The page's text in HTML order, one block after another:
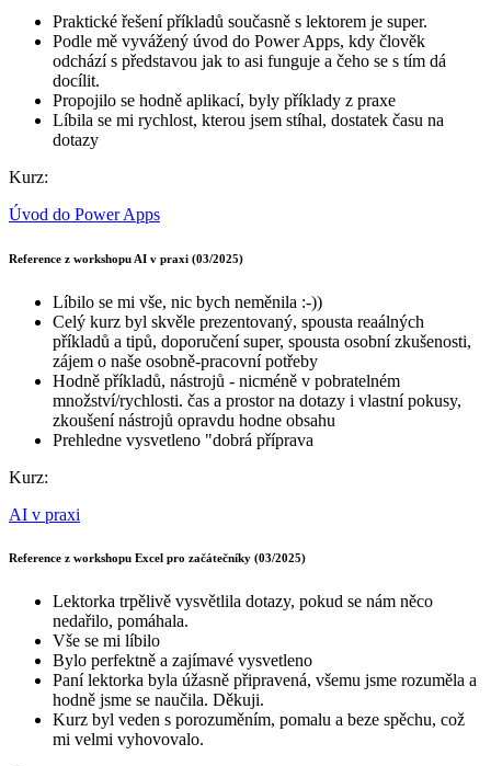
Praktické řešení příkladů současně s lektorem je super.
Podle mě vyvážený úvod do Power Apps, kdy člověk
odchází s představou jak to asi funguje a čeho se s tím dá
docílit.
Propojilo se hodně aplikací, byly příklady z praxe
Líbila se mi rychlost, kterou jsem stíhal, dostatek času na
dotazy
Kurz:
Úvod do Power Apps
Reference z workshopu AI v praxi (03/2025)
Líbilo se mi vše, nic bych neměnila :-))
Celý kurz byl skvěle prezentovaný, spousta reaálných
příkladů a tipů, doporučení super, spousta osobní zkušenosti,
zájem o naše osobně-pracovní potřeby
Hodně příkladů, nástrojů - nicméně v pobratelném
množství/rychlosti. čas a prostor na dotazy i vlastní pokusy,
zkoušení nástrojů opravdu hodne obsahu
Prehledne vysvetleno "dobrá příprava
Kurz:
AI v praxi
Reference z workshopu Excel pro začátečníky (03/2025)
Lektorka trpělivě vysvětlila dotazy, pokud se nám něco
nedařilo, pomáhala.
Vše se mi líbilo
Bylo perfektně a zajímavé vysvetleno
Paní lektorka byla úžasně připravená, všemu jsme rozuměla a
hodně jsme se naučila. Děkuji.
Kurz byl veden s porozuměním, pomalu a beze spěchu, což
mi velmi vyhovovalo.